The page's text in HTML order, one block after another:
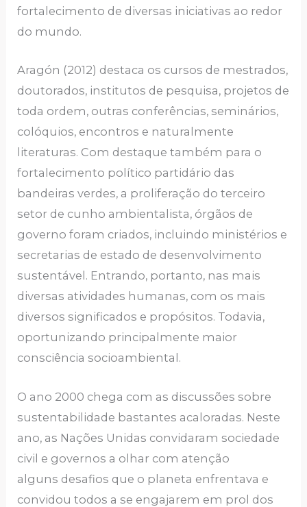
fortalecimento de diversas iniciativas ao redor
do mundo.
Aragón (2012) destaca os cursos de mestrados,
doutorados, institutos de pesquisa, projetos de
toda ordem, outras conferências, seminários,
colóquios, encontros e naturalmente
literaturas. Com destaque também para o
fortalecimento político partidário das
bandeiras verdes, a proliferação do terceiro
setor de cunho ambientalista, órgãos de
governo foram criados, incluindo ministérios e
secretarias de estado de desenvolvimento
sustentável. Entrando, portanto, nas mais
diversas atividades humanas, com os mais
diversos significados e propósitos. Todavia,
oportunizando principalmente maior
consciência socioambiental.
O ano 2000 chega com as discussões sobre
sustentabilidade bastantes acaloradas. Neste
ano, as Nações Unidas convidaram sociedade
civil e governos a olhar com atenção
alguns desafios que o planeta enfrentava e
convidou todos a se engajarem em prol dos